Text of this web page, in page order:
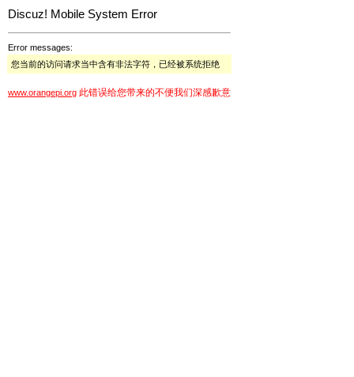
Discuz! Mobile System Error
Error messages:
您当前的访问请求当中含有非法字符，已经被系统拒绝
www.orangepi.org 此错误给您带来的不便我们深感歉意